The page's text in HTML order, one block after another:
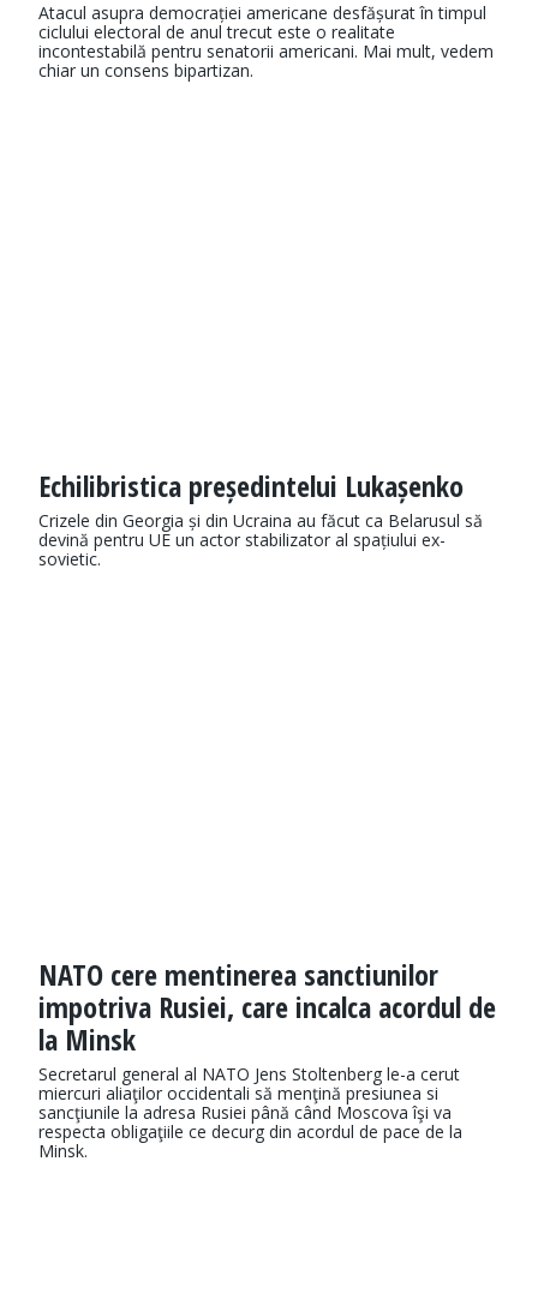
Atacul asupra democrației americane desfășurat în timpul
ciclului electoral de anul trecut este o realitate
incontestabilă pentru senatorii americani. Mai mult, vedem
chiar un consens bipartizan.
Echilibristica președintelui Lukașenko
Crizele din Georgia și din Ucraina au făcut ca Belarusul să
devină pentru UE un actor stabilizator al spațiului ex-
sovietic.
NATO cere mentinerea sanctiunilor
impotriva Rusiei, care incalca acordul de
la Minsk
Secretarul general al NATO Jens Stoltenberg le-a cerut
miercuri aliaţilor occidentali să menţină presiunea si
sancţiunile la adresa Rusiei până când Moscova îşi va
respecta obligaţiile ce decurg din acordul de pace de la
Minsk.